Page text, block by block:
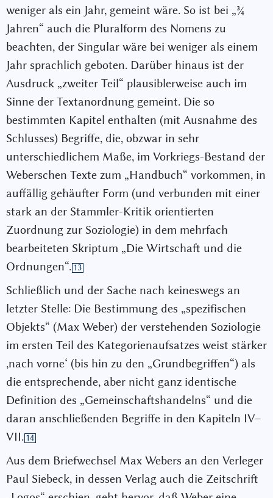
weniger als ein Jahr, gemeint wäre. So ist bei „¾
Jahren“ auch die Pluralform des Nomens zu
beachten, der Singular wäre bei weniger als einem
Jahr sprachlich geboten. Darüber hinaus ist der
Ausdruck „zweiter Teil“ plausiblerweise auch im
Sinne der Textanordnung gemeint. Die so
bestimmten Kapitel enthalten (mit Ausnahme des
Schlusses) Begriffe, die, obzwar in sehr
unterschiedlichem Maße, im Vorkriegs-Bestand der
Weberschen Texte zum „Handbuch“ vorkommen, in
auffällig gehäufter Form (und verbunden mit einer
stark an der Stammler-Kritik orientierten
Zuordnung zur Soziologie) in dem mehrfach
bearbeiteten Skriptum „Die Wirtschaft und die
Ordnungen“. 13
Schließlich und der Sache nach keineswegs an
letzter Stelle: Die Bestimmung des „spezifischen
Objekts“ (Max Weber) der verstehenden Soziologie
im ersten Teil des Kategorienaufsatzes weist stärker
,nach vorne‘ (bis hin zu den „Grundbegriffen“) als
die entsprechende, aber nicht ganz identische
Definition des „Gemeinschaftshandelns“ und die
daran anschließenden Begriffe in den Kapiteln IV–
VII. 14
Aus dem Briefwechsel Max Webers an den Verleger
Paul Siebeck, in dessen Verlag auch die Zeitschrift